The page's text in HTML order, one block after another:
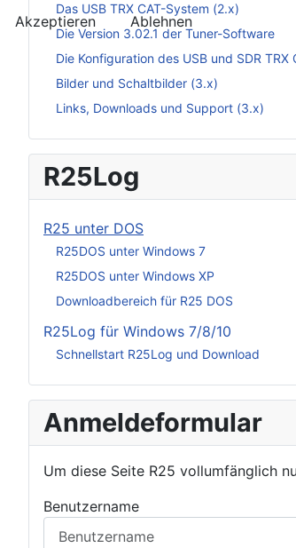
Das USB TRX CAT-System (2.x)
Die Version 3.02.1 der Tuner-Software
Die Konfiguration des USB und SDR TRX
Bilder und Schaltbilder (3.x)
Links, Downloads und Support (3.x)
R25Log
R25 unter DOS
R25DOS unter Windows 7
R25DOS unter Windows XP
Downloadbereich für R25 DOS
R25Log für Windows 7/8/10
Schnellstart R25Log und Download
Anmeldeformular
Um diese Seite R25 vollumfänglich
Benutzername
Akzeptieren
Ablehnen